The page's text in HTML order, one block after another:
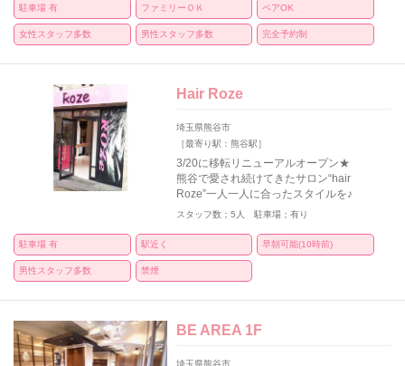
駐車場 有 ファミリーＯＫ ペアOK
女性スタッフ多数 男性スタッフ多数 完全予約制
Hair Roze
埼玉県熊谷市
［最寄り駅：熊谷駅］
3/20に移転リニューアルオープン★
熊谷で愛され続けてきたサロン“hair
Roze”一人一人に合ったスタイルを♪
スタッフ数；5人 駐車場；有り
駐車場 有 駅近く 早朝可能(10時前)
男性スタッフ多数 禁煙
BE AREA 1F